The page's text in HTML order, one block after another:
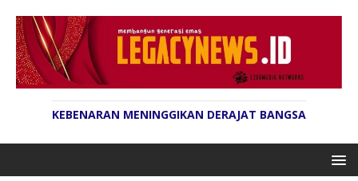
KEBENARAN MENINGGIKAN DERAJAT BANGSA